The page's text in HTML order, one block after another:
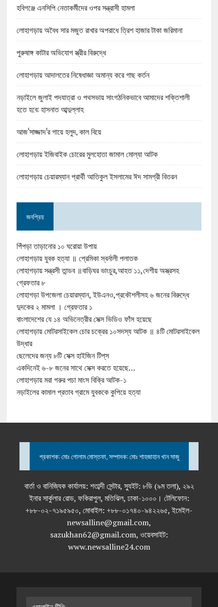
হবিগঞ্জে এনসিপি নেতাকর্মীদের ওপর সন্ত্রাসী হামলা
লোহাগড়ায় অবৈধ সার মজুত রাখার অপরাধে ত্রিশ হাজার টাকা জরিমানা
পুরুষাঙ্গ কাটার অভিযোগ স্ত্রীর বিরুদ্ধে
লোহাগড়ায় আদালতের নিষেধাজ্ঞা অমান্য করে গাছ কর্তন
নড়াইলে জুলাই পদযাত্রা ও পথসভায় সাংগঠনিকভাবে আমাদের শক্তিশালী
হতে হবে: হাসনাত আব্দুল্লাহ
আজ‘সাজ্জাদ’র গায়ে হলুদ, কাল বিয়ে
লোহাগড়ায় ইজিবাইক চোরের মুলহোতা জামাল মোল্যা আটক
লোহাগড়ায় চেয়ারম্যান প্রার্থী আতিকুল ইসলামের ঈদ সামগ্রী বিতরন
জনপ্রিয়
পিঁপড়া তাড়ানোর ১০ ঘরোয়া উপায়
লোহাগড়ায় যুবক হত্যা ॥ প্রেমিকা স্বর্নালী পলাতক
লোহাগড়ায় সন্ত্রসী তান্ডব ॥বাড়িঘর ভাংচুর,আহত ১১,দেশীয় অস্ত্রসহ
গ্রেফতার ৮
লোহাগড়া উপজেলা চেয়ারম্যান, ইউএনও,প্রকৌশলীসহ ৬ জনের বিরুদ্ধে
দুদকের ২ মামলা । গ্রেফতার ১
বাংলাদেশের যে ১৪ অভিনেত্রীর সেক্স ভিডিও ফাঁস হয়েছে
লোহাগড়ায় মোটরসাইকেল চোর চক্রের ১০সদস্য আটক ॥ ৪টি মোটরসাইকেল
উদ্ধার
ছেলেদের জন্য ৮টি সেক্স হাইজিন টিপ্‌স
একদিনেই ৬-৮ জনের সাথে সেক্স করতে হয়েছে…
লোহাগড়ায় মরা গরুর পচা মাংস বিক্রি আটক-১
নড়াইলের কামাল প্রতাব গ্রামে যুবককে কুপিয়ে হত্যা
প্রকাশক: মোঃ গোলাম মোস্তফা, সম্পাদক: মোঃ শাহজাহান খান সাজু
বার্তা ও বানিজ্যিক কার্যালয়: শতাব্দী সেন্টার, স্যুইট: ৮ডি (৯ম তলা), ২৯২
ইনার সার্কুলার রোড, ফকিরাপুল, মতিঝিল, ঢাকা-১০০০। টেলিফোন:
+৮৮-০২-৭১৯৫৯৫০, মোবাইল: +৮৮-০১৭৪০-৯৪২২৬৫, ইমেইল-
newsalline@gmail.com,
sazukhan62@gmail.com, ওয়েবসাইট:
www.newsalline24.com